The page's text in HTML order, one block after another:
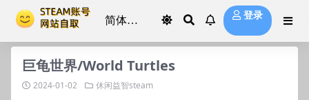
登录
巨龟世界/World Turtles
2024-01-02 休闲益智steam